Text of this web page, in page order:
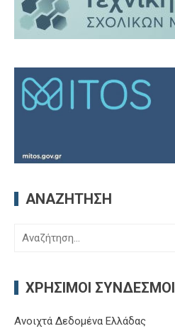
ΑΝΑΖΉΤΗΣΗ
Αναζήτηση
ΧΡΉΣΙΜΟΙ ΣΎΝΔΕΣΜΟΙ
Ανοιχτά Δεδομένα Ελλάδας